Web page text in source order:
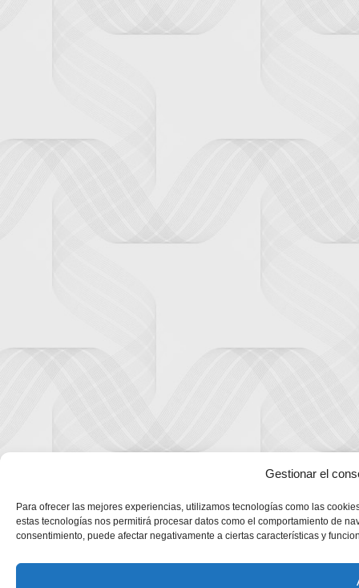
Gestionar el
Para ofrecer las mejores experiencias, utilizamos tecnologías como las
estas tecnologías nos permitirá procesar datos como el comportamiento de
consentimiento, puede afectar negativamente a ciertas características y